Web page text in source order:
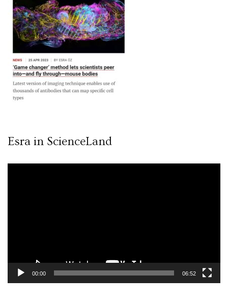
Esra in ScienceLand
00:00 06:52